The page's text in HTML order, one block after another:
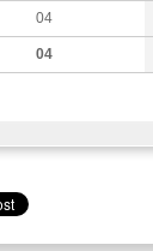
04
04